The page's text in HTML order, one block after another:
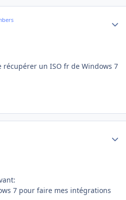
récupérer un ISO fr de Windows 7
7 pour faire mes intégrations